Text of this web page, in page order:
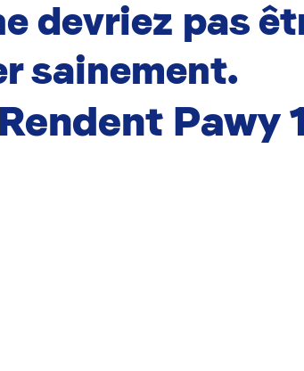
devriez pas
sainement.
Pawy